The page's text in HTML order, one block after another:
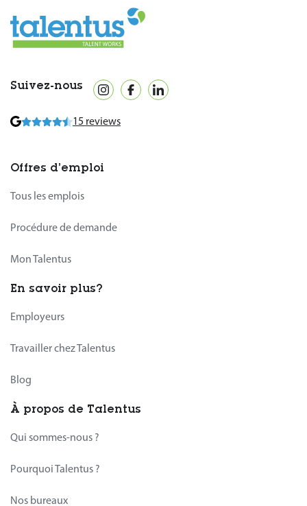
Suivez-nous
15 reviews
Offres d’emploi
Tous les emplois
Procédure de demande
Mon Talentus
En savoir plus?
Employeurs
Travailler chez Talentus
Blog
À propos de Talentus
Qui sommes-nous ?
Pourquoi Talentus ?
Nos bureaux